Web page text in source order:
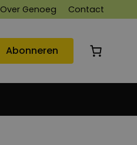
Over Genoeg Contact
Abonneren